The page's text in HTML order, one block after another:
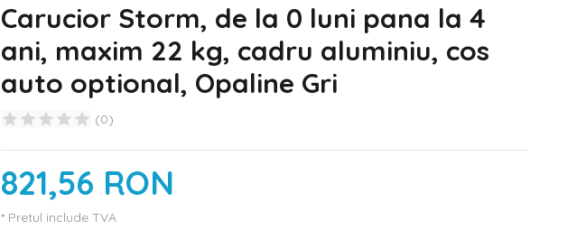
Carucior Storm, de la 0 luni pana la 4
ani, maxim 22 kg, cadru aluminiu, cos
auto optional, Opaline Gri
(0)
821,56 RON
* Pretul include TVA